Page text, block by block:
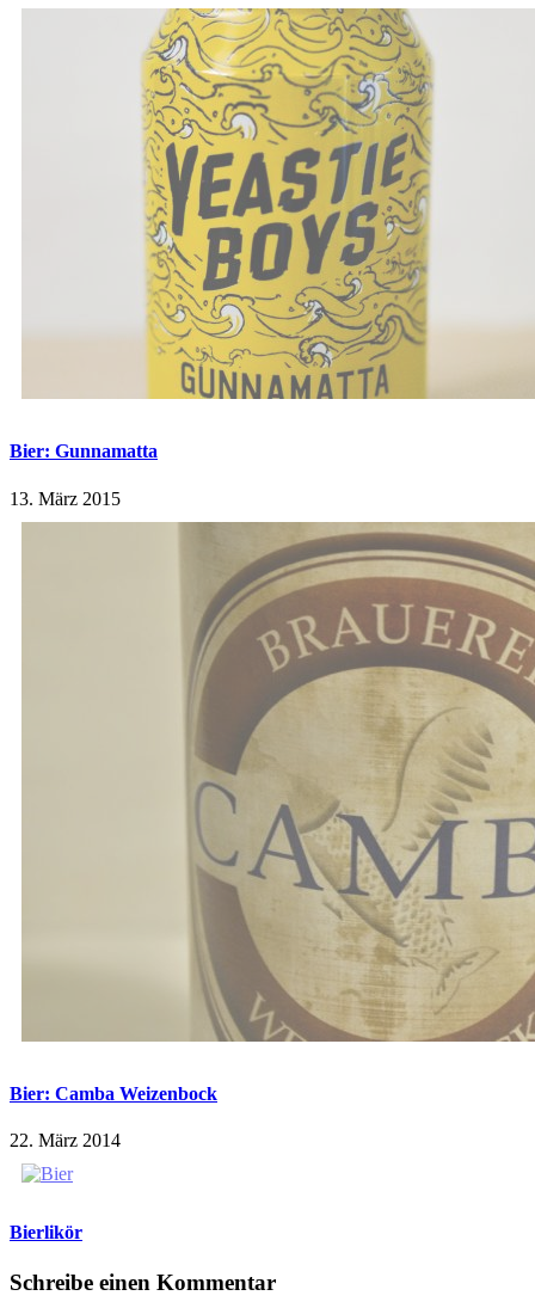
Bier: Gunnamatta
13. März 2015
Bier: Camba Weizenbock
22. März 2014
Bierlikör
Schreibe einen Kommentar